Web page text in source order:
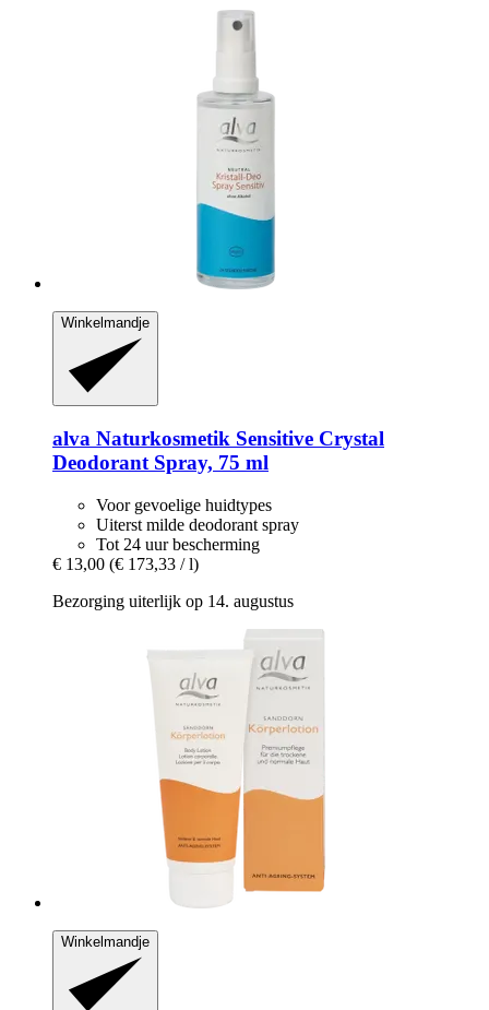
Winkelmandje
alva Naturkosmetik Sensitive Crystal
Deodorant Spray, 75 ml
Voor gevoelige huidtypes
Uiterst milde deodorant spray
Tot 24 uur bescherming
€ 13,00 (€ 173,33 / l)
Bezorging uiterlijk op 14. augustus
Winkelmandje